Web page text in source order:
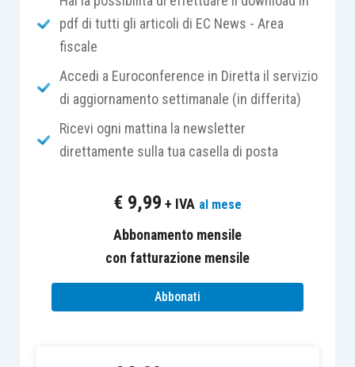
contributi verranno trattate le
singole fattispecie sanzionatorie.
Quello in materia direverse charge(di seguito
anche “inversione contabile” o “R.C.”) costituisce
probabilmente lanovità normativa di maggior
impattoattuata a livello sanzionatorio dal D.Lgs.
Il nuovo articolo 6 del decreto dedica ora ben
bisa9-bis3) alle violazioni in materia
di inversione contabile, recependo le
raccomandazioni di provenienza comunitaria sia
in ordine alla misura della sanzione, che in merito
pdf di tutti gli articoli di EC News - Area
fiscale
Accedi a Euroconference in Diretta il servizio
di aggiornamento settimanale (in differita)
Ricevi ogni mattina la newsletter
direttamente sulla tua casella di posta
€ 9,99 + IVA al mese
Abbonamento mensile
con fatturazione mensile
Abbonati